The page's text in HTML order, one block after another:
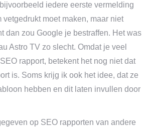
iedere eerste vermelding
vetgedrukt moet maken, maar niet
dan zou Google je bestraffen. Het was
Astro TV zo slecht. Omdat je veel
rapport, betekent het nog niet dat
is. Soms krijg ik ook het idee, dat ze
hebben en dit laten invullen door
op SEO rapporten van andere